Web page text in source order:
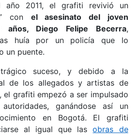
año 2011, el grafiti revivió un
con el asesinato del joven
Diego Felipe Becerra,
huía por un policía que lo
un puente.
suceso, y debido a la
de los allegados y artistas de
el grafiti empezó a ser impulsado
ganándose así un
en Bogotá. El grafiti
al igual que lasobras de